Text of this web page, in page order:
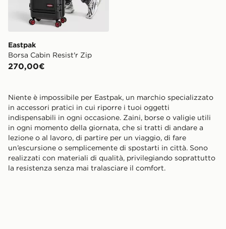
Eastpak
Borsa Cabin Resist'r Zip
270,00€
Niente è impossibile per Eastpak, un marchio specializzato
in accessori pratici in cui riporre i tuoi oggetti
indispensabili in ogni occasione. Zaini, borse o valigie utili
in ogni momento della giornata, che si tratti di andare a
lezione o al lavoro, di partire per un viaggio, di fare
un’escursione o semplicemente di spostarti in città. Sono
realizzati con materiali di qualità, privilegiando soprattutto
la resistenza senza mai tralasciare il comfort.